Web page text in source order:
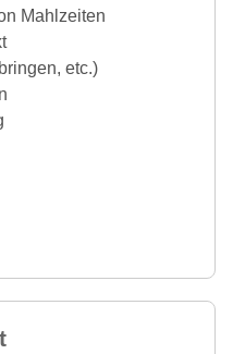
Mahlzeiten
etc.)